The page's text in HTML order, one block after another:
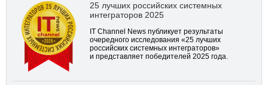
25 лучших российских системных
интеграторов 2025
IT Channel News публикует результаты
очередного исследования «25 лучших
российских системных интеграторов»
и представляет победителей 2025 года.